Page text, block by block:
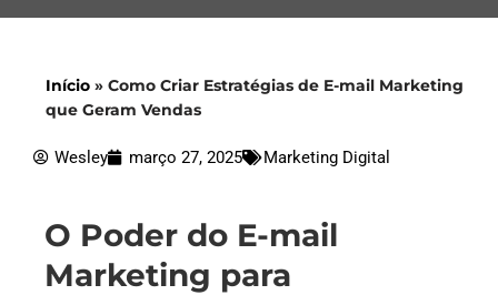
Início » Como Criar Estratégias de E-mail Marketing
que Geram Vendas
Wesley março 27, 2025 Marketing Digital
O Poder do E-mail
Marketing para